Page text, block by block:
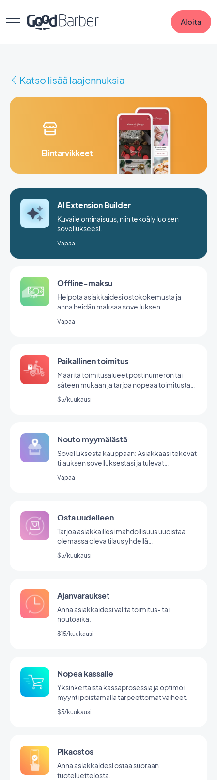
Aloita
Katso lisää laajennuksia
Elintarvikkeet
Offline-maksu
Helpota asiakkaidesi ostokokemusta ja
anna heidän maksaa sovelluksen
laajemman yleisön.
Vapaa
Paikallinen toimitus
Määritä toimitusalueet postinumeron tai
säteen mukaan ja tarjoa nopeaa toimitusta
paikallisyhteisöllesi.
$5/kuukausi
Nouto myymälästä
Sovelluksesta kauppaan: Asiakkaasi tekevät
tilauksen sovelluksestasi ja tulevat
Vapaa
Osta uudelleen
Tarjoa asiakkaillesi mahdollisuus uudistaa
olemassa oleva tilaus yhdellä
napsautuksella.
$5/kuukausi
Ajanvaraukset
Anna asiakkaidesi valita toimitus- tai
noutoaika.
$15/kuukausi
Nopea kassalle
Yksinkertaista kassaprosessia ja optimoi
myynti poistamalla tarpeettomat vaiheet.
$5/kuukausi
Pikaostos
Anna asiakkaidesi ostaa suoraan
tuoteluettelosta.
AI Extension Builder
Kuvaile ominaisuus, niin tekoäly luo sen
sovellukseesi.
Vapaa